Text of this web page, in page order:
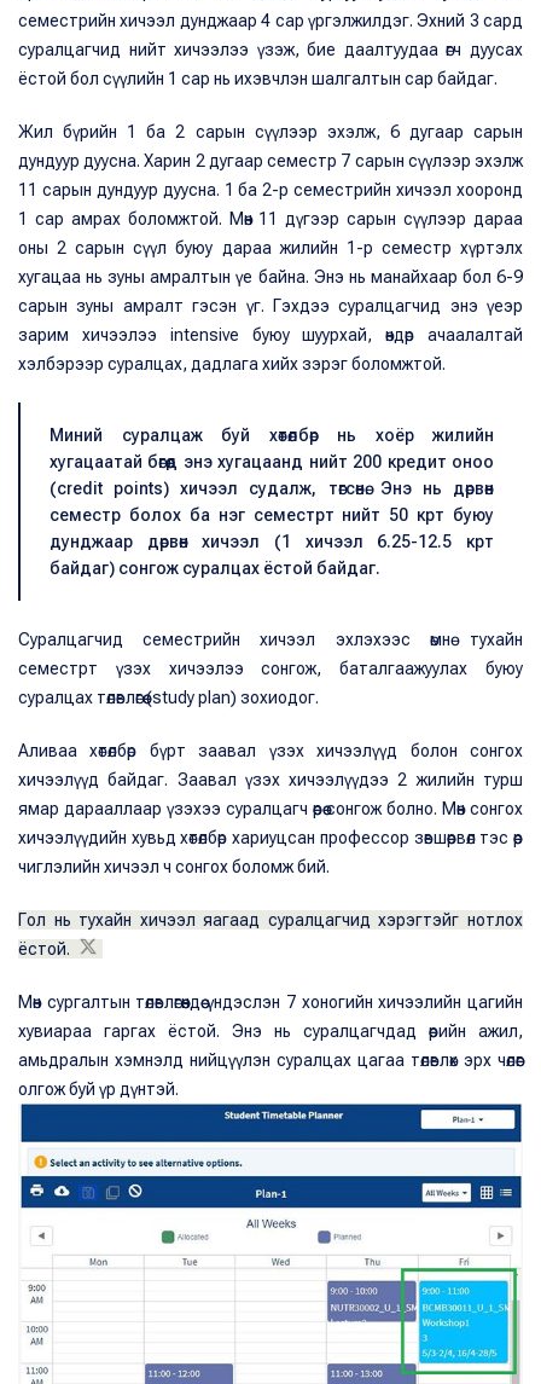
семестрийн хичээл дунджаар 4 сар үргэлжилдэг. Эхний 3 сард
суралцагчид нийт хичээлээ үзэж, бие даалтуудаа өгч дуусах
ёстой бол сүүлийн 1 сар нь ихэвчлэн шалгалтын сар байдаг.
Жил бүрийн 1 ба 2 сарын сүүлээр эхэлж, 6 дугаар сарын
дундуур дуусна. Харин 2 дугаар семестр 7 сарын сүүлээр эхэлж
11 сарын дундуур дуусна. 1 ба 2-р семестрийн хичээл хооронд
1 сар амрах боломжтой. Мөн 11 дүгээр сарын сүүлээр дараа
оны 2 сарын сүүл буюу дараа жилийн 1-р семестр хүртэлх
хугацаа нь зуны амралтын үе байна. Энэ нь манайхаар бол 6-9
сарын зуны амралт гэсэн үг. Гэхдээ суралцагчид энэ үеэр
зарим хичээлээ intensive буюу шуурхай, өндөр ачаалалтай
хэлбэрээр суралцах, дадлага хийх зэрэг боломжтой.
Миний суралцаж буй хөтөлбөр нь хоёр жилийн
хугацаатай бөгөөд энэ хугацаанд нийт 200 кредит оноо
(credit points) хичээл судалж, төгсөнө. Энэ нь дөрвөн
семестр болох ба нэг семестрт нийт 50 крт буюу
дунджаар дөрвөн хичээл (1 хичээл 6.25-12.5 крт
байдаг) сонгож суралцах ёстой байдаг.
Суралцагчид семестрийн хичээл эхлэхээс өмнө тухайн
семестрт үзэх хичээлээ сонгож, баталгаажуулах буюу
суралцах төлөвлөгөө (study plan) зохиодог.
Аливаа хөтөлбөр бүрт заавал үзэх хичээлүүд болон сонгох
хичээлүүд байдаг. Заавал үзэх хичээлүүдээ 2 жилийн турш
ямар дарааллаар үзэхээ суралцагч өөрөө сонгож болно. Мөн сонгох
хичээлүүдийн хувьд хөтөлбөр хариуцсан профессор зөвшөөрвөл тэс өөр
чиглэлийн хичээл ч сонгох боломж бий.
Гол нь тухайн хичээл яагаад суралцагчид хэрэгтэйг нотлох
ёстой.
Мөн сургалтын төлөвлөгөөндөө үндэслэн 7 хоногийн хичээлийн цагийн
хувиараа гаргах ёстой. Энэ нь суралцагчдад өөрийн ажил,
амьдралын хэмнэлд нийцүүлэн суралцах цагаа төлөвлөх эрх чөлөөг
олгож буй үр дүнтэй.